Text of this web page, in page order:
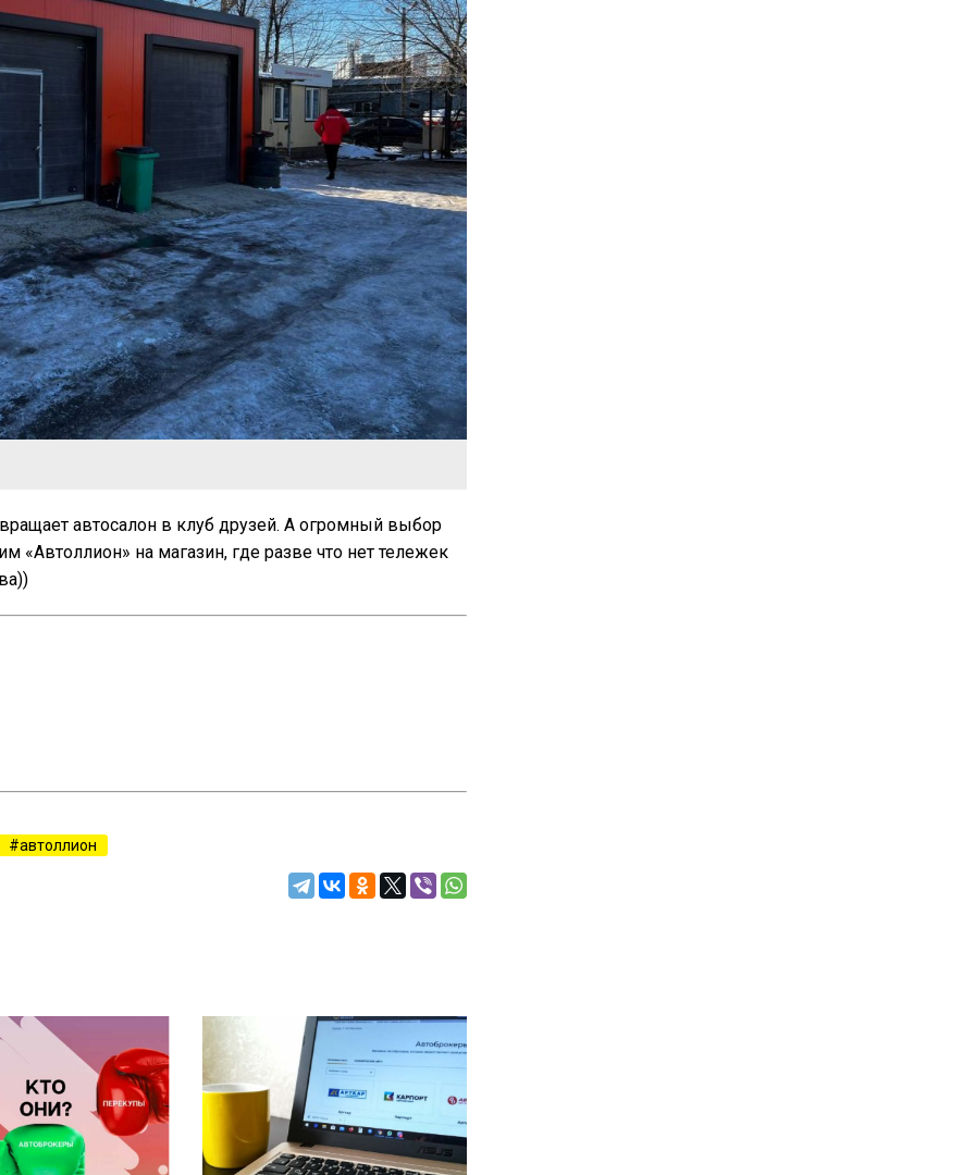
автосалон в клуб друзей. А огромный выбор
на магазин, где разве что нет тележек
автоллион